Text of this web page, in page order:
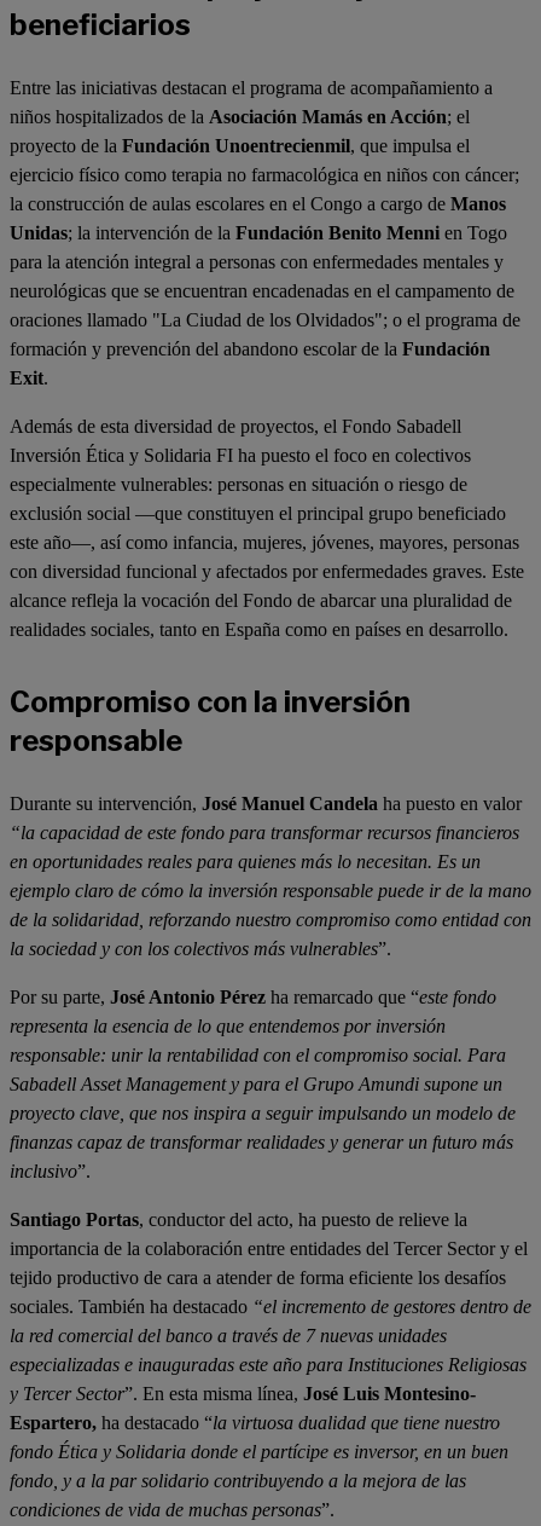
beneficiarios
Entre las iniciativas destacan el programa de acompañamiento a
niños hospitalizados de la Asociación Mamás en Acción; el
proyecto de la Fundación Unoentrecienmil, que impulsa el
ejercicio físico como terapia no farmacológica en niños con cáncer;
la construcción de aulas escolares en el Congo a cargo de Manos
Unidas; la intervención de la Fundación Benito Menni en Togo
para la atención integral a personas con enfermedades mentales y
neurológicas que se encuentran encadenadas en el campamento de
oraciones llamado "La Ciudad de los Olvidados"; o el programa de
formación y prevención del abandono escolar de la Fundación
Exit.
Además de esta diversidad de proyectos, el Fondo Sabadell
Inversión Ética y Solidaria FI ha puesto el foco en colectivos
especialmente vulnerables: personas en situación o riesgo de
exclusión social —que constituyen el principal grupo beneficiado
este año—, así como infancia, mujeres, jóvenes, mayores, personas
con diversidad funcional y afectados por enfermedades graves. Este
alcance refleja la vocación del Fondo de abarcar una pluralidad de
realidades sociales, tanto en España como en países en desarrollo.
Compromiso con la inversión
responsable
Durante su intervención, José Manuel Candela ha puesto en valor
“la capacidad de este fondo para transformar recursos financieros
en oportunidades reales para quienes más lo necesitan. Es un
ejemplo claro de cómo la inversión responsable puede ir de la mano
de la solidaridad, reforzando nuestro compromiso como entidad con
la sociedad y con los colectivos más vulnerables”.
Por su parte, José Antonio Pérez ha remarcado que “este fondo
representa la esencia de lo que entendemos por inversión
responsable: unir la rentabilidad con el compromiso social. Para
Sabadell Asset Management y para el Grupo Amundi supone un
proyecto clave, que nos inspira a seguir impulsando un modelo de
finanzas capaz de transformar realidades y generar un futuro más
inclusivo”.
Santiago Portas, conductor del acto, ha puesto de relieve la
importancia de la colaboración entre entidades del Tercer Sector y el
tejido productivo de cara a atender de forma eficiente los desafíos
sociales. También ha destacado “el incremento de gestores dentro de
la red comercial del banco a través de 7 nuevas unidades
especializadas e inauguradas este año para Instituciones Religiosas
y Tercer Sector”. En esta misma línea, José Luis Montesino-
Espartero, ha destacado “la virtuosa dualidad que tiene nuestro
fondo Ética y Solidaria donde el partícipe es inversor, en un buen
fondo, y a la par solidario contribuyendo a la mejora de las
condiciones de vida de muchas personas”.